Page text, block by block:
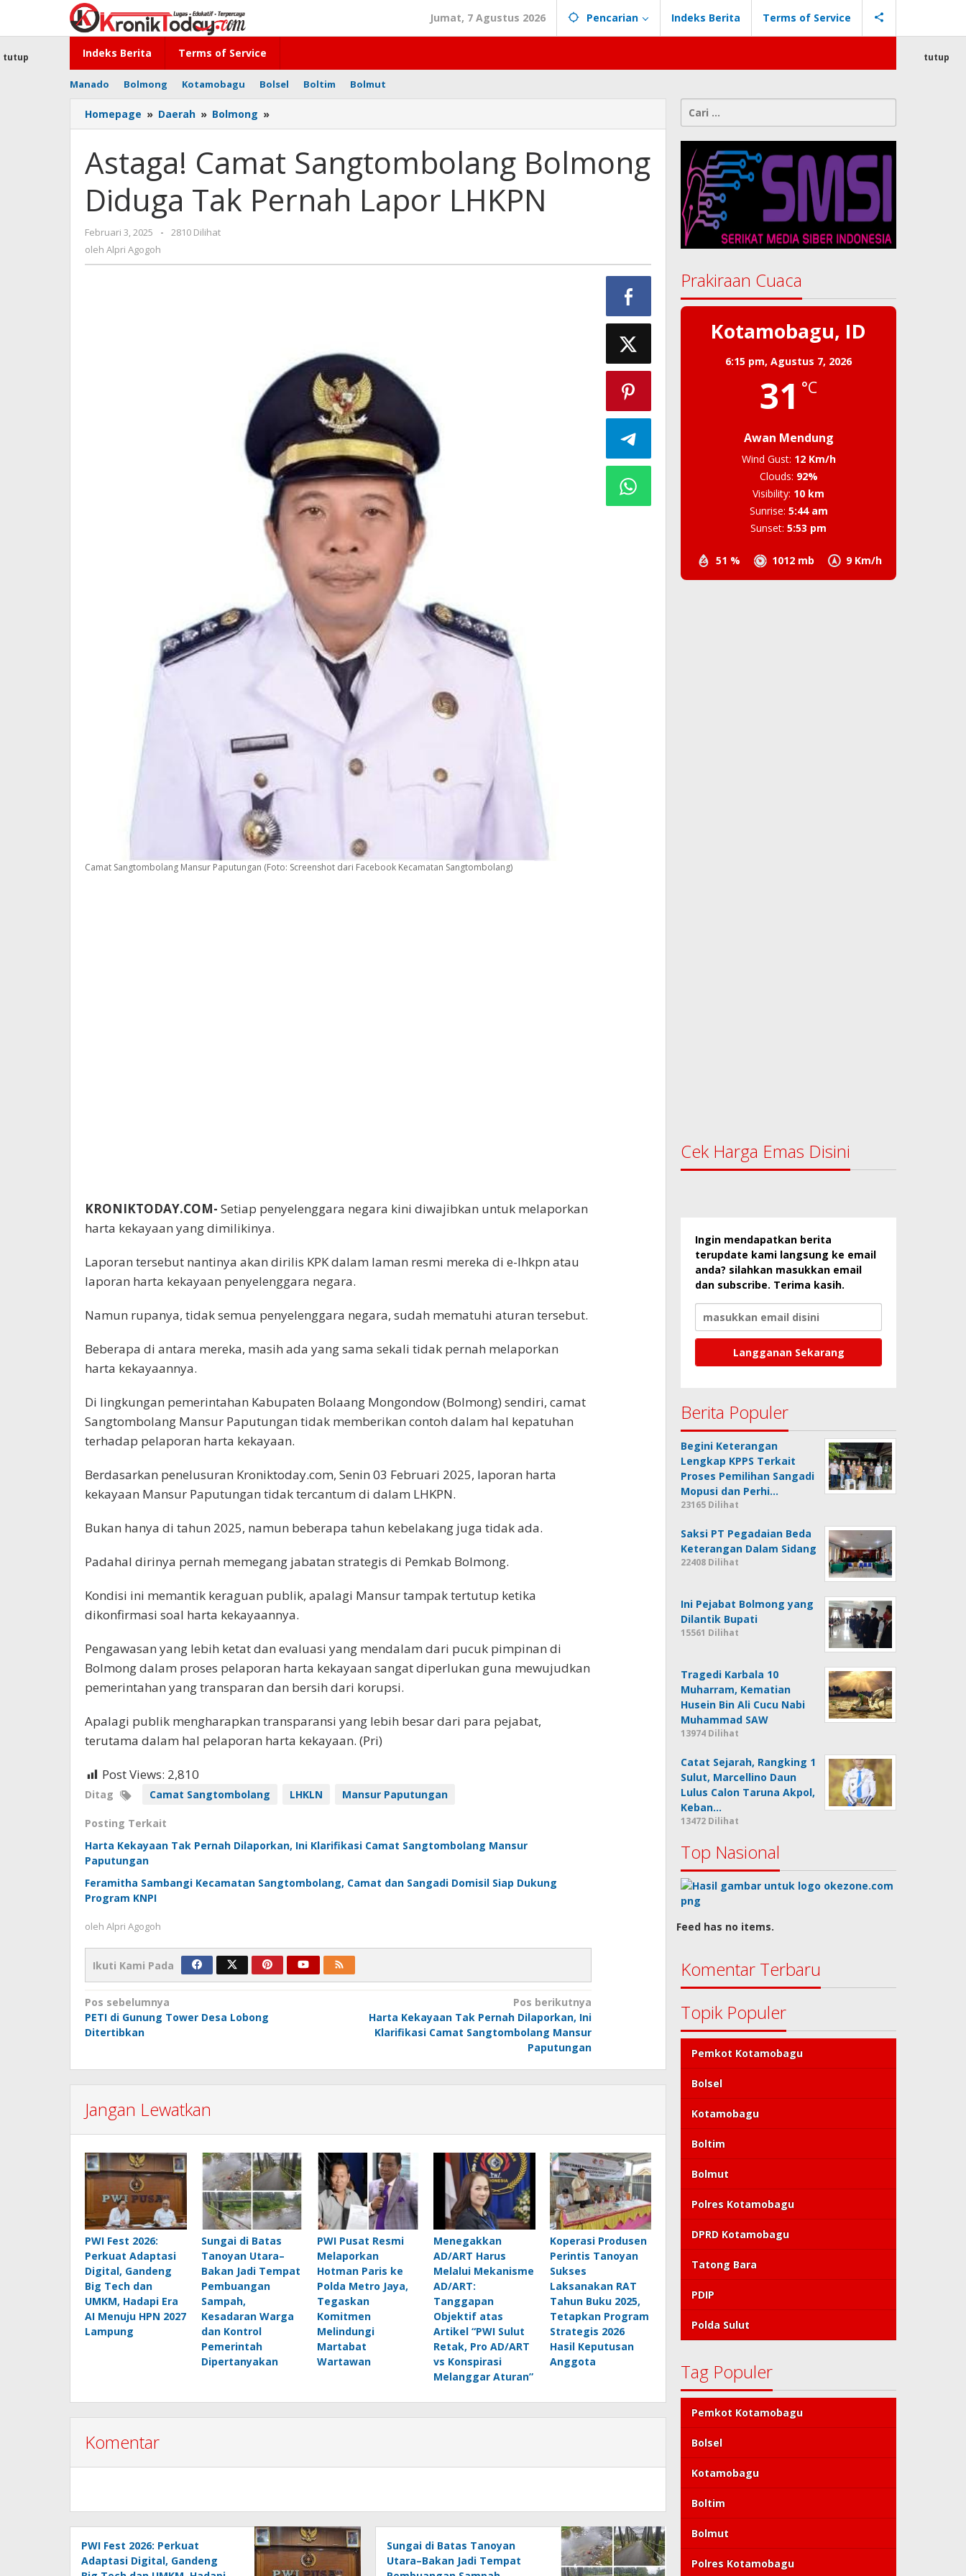
konten
Jumat, 7 Agustus 2026 Pencarian Indeks Berita Terms of Service
Indeks Berita Terms of Service
Manado Bolmong Kotamobagu Bolsel Boltim Bolmut
tutup tutup
Homepage » Daerah » Bolmong »
Camat
Bolmong
Diduga
Pernah
Astaga! Camat Sangtombolang Bolmong
Diduga Tak Pernah Lapor LHKPN
Februari 3, 2025
oleh
-
2810 Dilihat
oleh Alpri Agogoh
Camat Sangtombolang Mansur Paputungan (Foto: Screenshot dari Facebook Kecamatan Sangtombolang)
KRONIKTODAY.COM- Setiap penyelenggara negara kini diwajibkan untuk melaporkan
harta kekayaan yang dimilikinya.
Laporan tersebut nantinya akan dirilis KPK dalam laman resmi mereka di e-lhkpn atau
laporan harta kekayaan penyelenggara negara.
Namun rupanya, tidak semua penyelenggara negara, sudah mematuhi aturan tersebut.
Beberapa di antara mereka, masih ada yang sama sekali tidak pernah melaporkan
harta kekayaannya.
Di lingkungan pemerintahan Kabupaten Bolaang Mongondow (Bolmong) sendiri, camat
Sangtombolang Mansur Paputungan tidak memberikan contoh dalam hal kepatuhan
terhadap pelaporan harta kekayaan.
Berdasarkan penelusuran Kroniktoday.com, Senin 03 Februari 2025, laporan harta
kekayaan Mansur Paputungan tidak tercantum di dalam LHKPN.
Bukan hanya di tahun 2025, namun beberapa tahun kebelakang juga tidak ada.
Padahal dirinya pernah memegang jabatan strategis di Pemkab Bolmong.
Kondisi ini memantik keraguan publik, apalagi Mansur tampak tertutup ketika
dikonfirmasi soal harta kekayaannya.
Pengawasan yang lebih ketat dan evaluasi yang mendalam dari pucuk pimpinan di
Bolmong dalam proses pelaporan harta kekayaan sangat diperlukan guna mewujudkan
pemerintahan yang transparan dan bersih dari korupsi.
Apalagi publik mengharapkan transparansi yang lebih besar dari para pejabat,
terutama dalam hal pelaporan harta kekayaan. (Pri)
Post Views: 2,810
Ditag Camat Sangtombolang LHKLN Mansur Paputungan
Posting Terkait
Harta Kekayaan Tak Pernah Dilaporkan, Ini Klarifikasi Camat Sangtombolang Mansur
Paputungan
Feramitha Sambangi Kecamatan Sangtombolang, Camat dan Sangadi Domisil Siap Dukung
Program KNPI
oleh Alpri Agogoh
Ikuti Kami Pada
Navigasi
pos
Pos sebelumnya
PETI di Gunung Tower Desa Lobong
Ditertibkan
Pos berikutnya
Harta Kekayaan Tak Pernah Dilaporkan, Ini
Klarifikasi Camat Sangtombolang Mansur
Paputungan
Jangan Lewatkan
PWI Fest 2026:
Perkuat Adaptasi
Digital, Gandeng
Big Tech dan
UMKM, Hadapi Era
AI Menuju HPN 2027
Lampung
Sungai di Batas
Tanoyan Utara–
Bakan Jadi Tempat
Pembuangan
Sampah,
Kesadaran Warga
dan Kontrol
Pemerintah
Dipertanyakan
PWI Pusat Resmi
Melaporkan
Hotman Paris ke
Polda Metro Jaya,
Tegaskan
Komitmen
Melindungi
Martabat
Wartawan
Menegakkan
AD/ART Harus
Melalui Mekanisme
AD/ART:
Tanggapan
Objektif atas
Artikel “PWI Sulut
Retak, Pro AD/ART
vs Konspirasi
Melanggar Aturan”
Koperasi Produsen
Perintis Tanoyan
Sukses
Laksanakan RAT
Tahun Buku 2025,
Tetapkan Program
Strategis 2026
Hasil Keputusan
Anggota
Komentar
PWI Fest 2026: Perkuat
Adaptasi Digital, Gandeng
Sungai di Batas Tanoyan
Utara–Bakan Jadi Tempat
Cari
untuk:
Prakiraan Cuaca
Kotamobagu, ID
6:15 pm,Agustus 7, 2026
31 °C
Awan Mendung
51 % 1012 mb 9 Km/h
Wind Gust: 12 Km/h
Clouds: 92%
Visibility: 10 km
Sunrise: 5:44 am
Sunset: 5:53 pm
Cek Harga Emas Disini
Ingin mendapatkan berita
terupdate kami langsung ke email
anda? silahkan masukkan email
dan subscribe. Terima kasih.
Berita Populer
Begini Keterangan
Lengkap KPPS Terkait
Proses Pemilihan Sangadi
Mopusi dan Perhi…
23165 Dilihat
Saksi PT Pegadaian Beda
Keterangan Dalam Sidang
22408 Dilihat
Ini Pejabat Bolmong yang
Dilantik Bupati
15561 Dilihat
Tragedi Karbala 10
Muharram, Kematian
Husein Bin Ali Cucu Nabi
Muhammad SAW
13974 Dilihat
Catat Sejarah, Rangking 1
Sulut, Marcellino Daun
Lulus Calon Taruna Akpol,
Keban…
13472 Dilihat
Top Nasional
Feed has no items.
Komentar Terbaru
Topik Populer
Pemkot Kotamobagu
Bolsel
Kotamobagu
Boltim
Bolmut
Polres Kotamobagu
DPRD Kotamobagu
Tatong Bara
PDIP
Polda Sulut
Tag Populer
Pemkot Kotamobagu
Bolsel
Kotamobagu
Boltim
Bolmut
Polres Kotamobagu